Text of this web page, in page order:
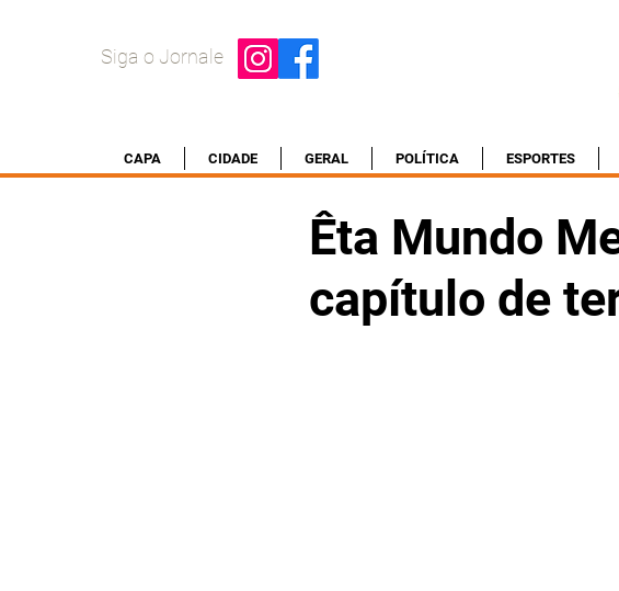
Siga o Jornale
CAPA CIDADE GERAL POLÍTICA ESPORTES
Êta Mundo
capítulo de